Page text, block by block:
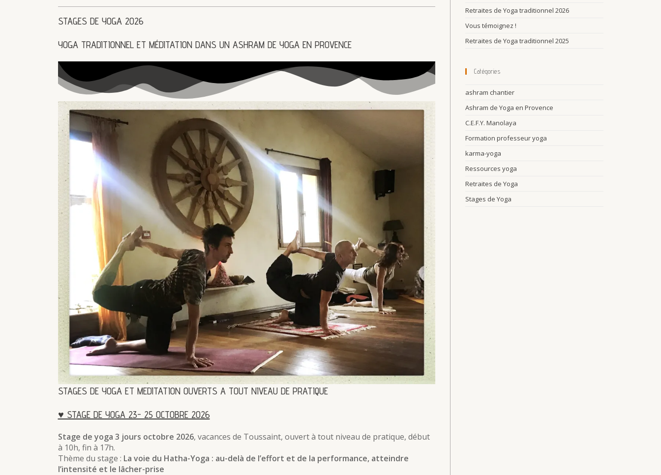
STAGES DE YOGA 2026
YOGA TRADITIONNEL ET MÉDITATION DANS UN ASHRAM DE YOGA EN PROVENCE
STAGES DE YOGA ET MEDITATION OUVERTS A TOUT NIVEAU DE PRATIQUE
♥ STAGE DE YOGA 23- 25 OCTOBRE 2026
Stage de yoga 3 jours octobre 2026, vacances de Toussaint, ouvert à tout niveau de pratique, début
à 10h, fin à 17h.
Thème du stage : La voie du Hatha-Yoga : au-delà de l’effort et de la performance, atteindre
l’intensité et le lâcher-prise
Retraites de Yoga traditionnel 2026
Vous témoignez !
Retraites de Yoga traditionnel 2025
Catégories
ashram chantier
Ashram de Yoga en Provence
C.E.F.Y. Manolaya
Formation professeur yoga
karma-yoga
Ressources yoga
Retraites de Yoga
Stages de Yoga